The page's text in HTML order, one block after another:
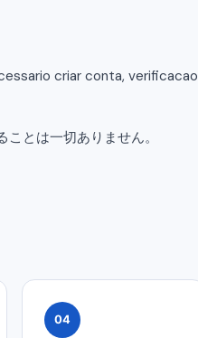
criar conta, verificacao
とは一切ありません。
04